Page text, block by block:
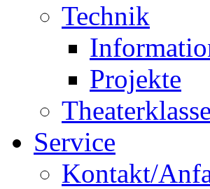
Technik
Projekte
Theaterklasse
Service
Kontakt/